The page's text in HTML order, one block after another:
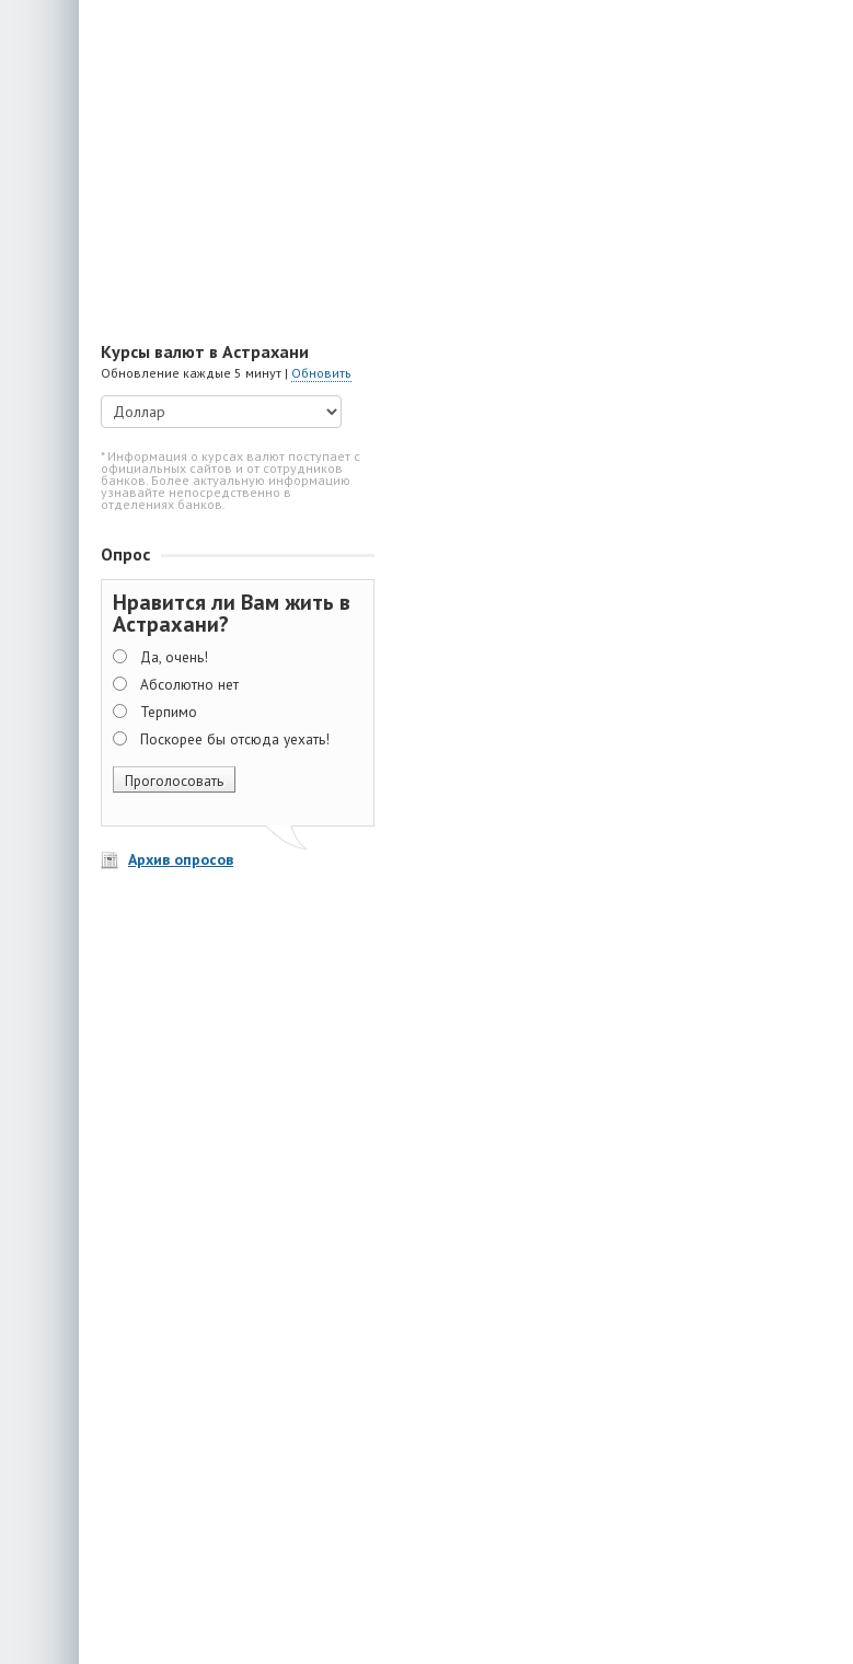
Курсы валют в Астрахани
Обновление каждые 5 минут | Обновить
* Информация о курсах валют поступает с
официальных сайтов и от сотрудников
банков. Более актуальную информацию
узнавайте непосредственно в
отделениях банков.
Опрос
Нравится ли Вам жить в
Астрахани?
Да, очень!
Абсолютно нет
Терпимо
Поскорее бы отсюда уехать!
Архив опросов